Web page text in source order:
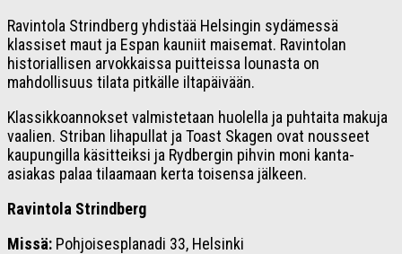
Ravintola Strindberg yhdistää Helsingin sydämessä
klassiset maut ja Espan kauniit maisemat. Ravintolan
historiallisen arvokkaissa puitteissa lounasta on
mahdollisuus tilata pitkälle iltapäivään.
Klassikkoannokset valmistetaan huolella ja puhtaita makuja
vaalien. Striban lihapullat ja Toast Skagen ovat nousseet
kaupungilla käsitteiksi ja Rydbergin pihvin moni kanta-
asiakas palaa tilaamaan kerta toisensa jälkeen.
Ravintola Strindberg
Missä: Pohjoisesplanadi 33, Helsinki